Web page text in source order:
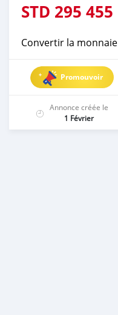
STD 295 455
Convertir la monnaie
Promouvoir
Annonce créée le
1 Février